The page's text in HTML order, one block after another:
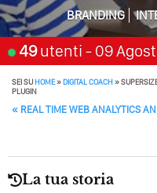
Quando L’amore
Come Scrivere Un
Cos’è La Search
Come Cambieranno I
BRANDING
49utenti - 09
San Giorgio a
SEI SUHOME»DIGITAL COACH»
PLUGIN
POST NAVIGATION
« REAL TIME WEB ANALYTICS
La tua storia